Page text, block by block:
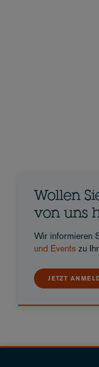
Wollen
von uns
Wir informieren
und Events zu
JETZT